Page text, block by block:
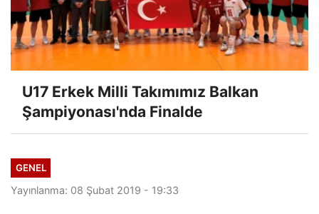
U17 Erkek Milli Takımımız Balkan
Şampiyonası'nda Finalde
GENEL
Yayınlanma: 08 Şubat 2019 - 19:33